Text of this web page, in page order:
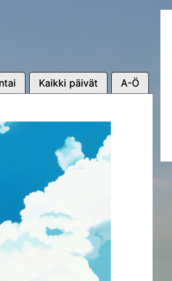
Kaikki päivät A-Ö